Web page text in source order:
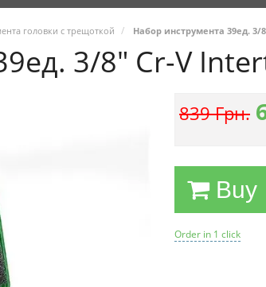
головки с трещоткой Набор инструмента 39ед. 3/
3/8" Cr-V
839 Грн.
Buy
Order in 1 click